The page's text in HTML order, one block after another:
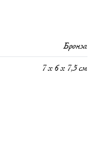
Бронза
7 х 6 х 7,5 см